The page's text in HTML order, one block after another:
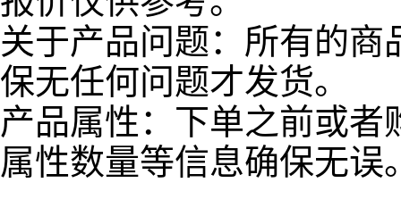
关于产品问题：所有的
保无任何问题才发货。
产品属性：下单之前或
属性数量等信息确保无误